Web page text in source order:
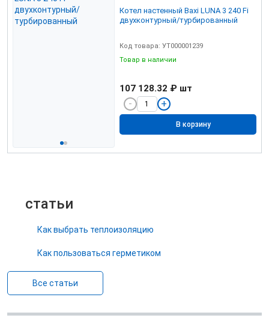
Котел настенный Baxi LUNA 3 240 Fi
двухконтурный/турбированный
Код товара: УТ000001239
Товар в наличии
107 128.32 ₽ шт
В корзину
статьи
Как выбрать теплоизоляцию
Как пользоваться герметиком
Все статьи